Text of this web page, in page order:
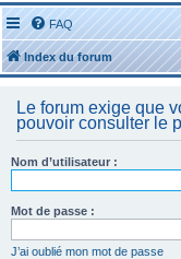
FAQ
Index du forum
Le forum exige que
pouvoir consulter le
Nom d’utilisateur :
Mot de passe :
J’ai oublié mon mot de passe